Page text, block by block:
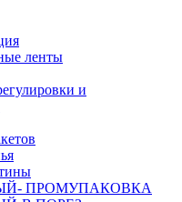
ленты
и
ПРОМУПАКОВКА